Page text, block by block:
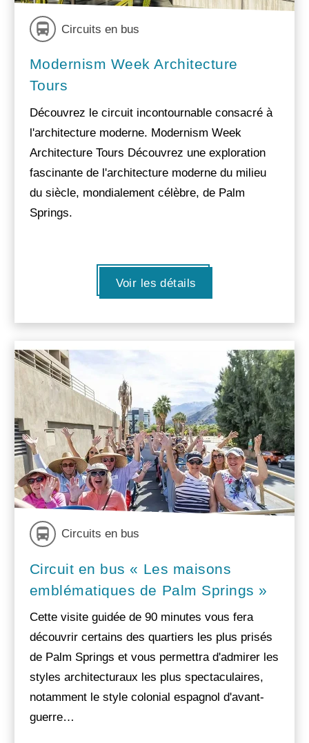
Circuits en bus
Modernism Week Architecture
Tours
Découvrez le circuit incontournable consacré à
l'architecture moderne. Modernism Week
Architecture Tours Découvrez une exploration
fascinante de l'architecture moderne du milieu
du siècle, mondialement célèbre, de Palm
Springs.
Voir les détails
Circuits en bus
Circuit en bus « Les maisons
emblématiques de Palm Springs »
Cette visite guidée de 90 minutes vous fera
découvrir certains des quartiers les plus prisés
de Palm Springs et vous permettra d'admirer les
styles architecturaux les plus spectaculaires,
notamment le style colonial espagnol d'avant-
guerre…